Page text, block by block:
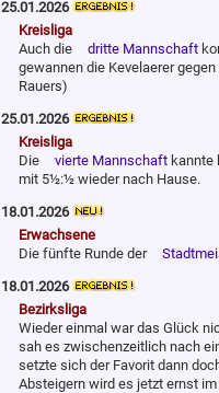
25.01.2026
Kreisliga
Auch die
dritte Mannschaft
gewannen die Kevelaerer
Rauers)
25.01.2026
Kreisliga
Die
vierte Mannschaft kannte
mit 5½:½ wieder nach Hause.
18.01.2026
Erwachsene
Die fünfte Runde der
18.01.2026
Bezirksliga
Wieder einmal war das Glück
sah es zwischenzeitlich nach
setzte sich der Favorit dann
Absteigern wird es jetzt ernst